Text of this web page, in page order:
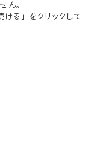
ん。
る」 をクリックして